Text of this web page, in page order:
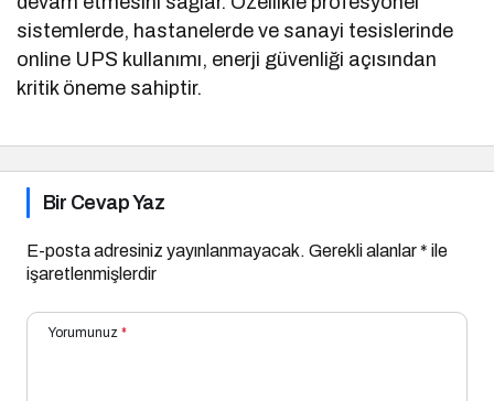
sistemlerde, hastanelerde ve sanayi tesislerinde
online UPS kullanımı, enerji güvenliği açısından
kritik öneme sahiptir.
Bir Cevap Yaz
E-posta adresiniz yayınlanmayacak. Gerekli alanlar* ile
işaretlenmişlerdir
Yorumunuz *